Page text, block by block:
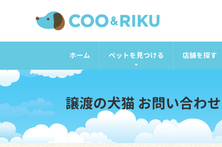
ホーム ペットを見つける 店舗を探す
譲渡の犬猫 お問い合わせ